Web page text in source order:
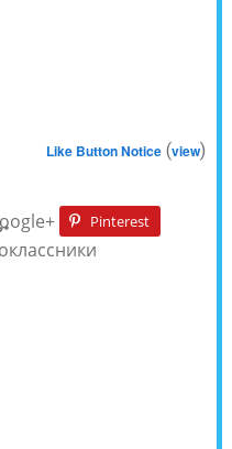
Like Button Notice (view)
Pinterest